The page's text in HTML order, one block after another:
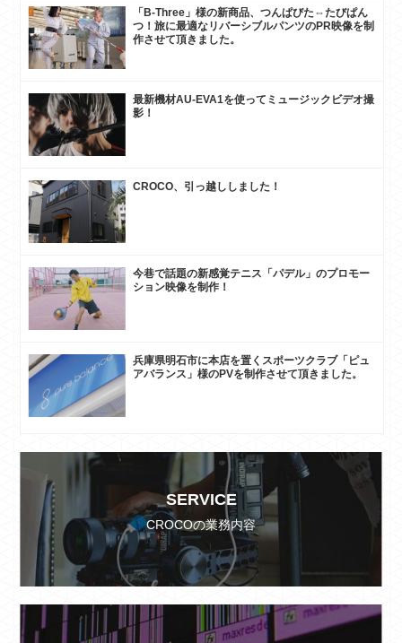
「B-Three」様の新商品、つんぱびた⇔たびぱん
つ！旅に最適なリバーシブルパンツのPR映像を制
作させて頂きました。
最新機材AU-EVA1を使ってミュージックビデオ撮
影！
CROCO、引っ越ししました！
今巷で話題の新感覚テニス「パデル」のプロモー
ション映像を制作！
兵庫県明石市に本店を置くスポーツクラブ「ピュ
アバランス」様のPVを制作させて頂きました。
SERVICE
CROCOの業務内容